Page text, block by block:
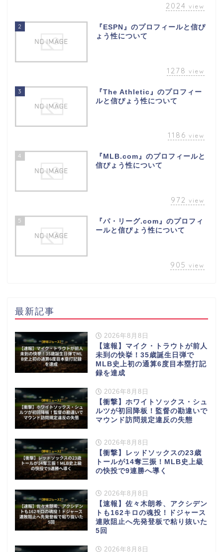
2024 view
2
『ESPN』のプロフィールと信ぴ
ょう性について
1278 view
3
『The Athletic』のプロフィー
ルと信ぴょう性について
1186 view
4
『MLB.com』のプロフィールと
信ぴょう性について
972 view
5
『パ・リーグ.com』のプロフィ
ールと信ぴょう性について
905 view
最新記事
2026年8月8日
【速報】マイク・トラウトが前人
未到の快挙！35歳誕生日弾で
MLB史上初の通算6度目本塁打記
録を達成
2026年8月8日
【衝撃】ホワイトソックス・シュ
ルツが初回降板！監督の勘違いで
マウンド訪問規定違反の失態
2026年8月8日
【衝撃】レッドソックスの23歳
トールが14奪三振！MLB史上級
の快投で9連勝へ導く
2026年8月8日
【速報】佐々木朗希、アクシデン
トも162キロの魂投！ドジャース
連敗阻止へ先発登板で粘り抜いた
5回
2026年8月8日